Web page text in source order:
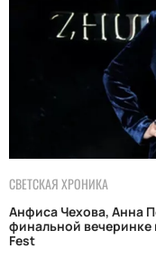
СВЕТСКАЯ ХРОНИКА
Анфиса Чехова, Анна
финальной вечеринке
Fest